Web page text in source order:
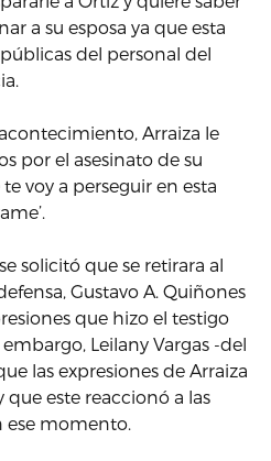
a su esposa ya que esta
del personal del
Arraiza le
por el asesinato de su
voy a perseguir en esta
solicitó que se retirara al
Gustavo A. Quiñones
que hizo el testigo
Leilany Vargas -del
las expresiones de Arraiza
este reaccionó a las
ese momento.